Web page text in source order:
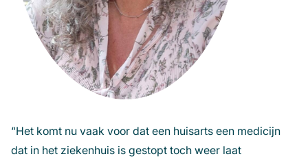
“Het komt nu vaak voor dat een huisarts een medicijn
dat in het ziekenhuis is gestopt toch weer laat